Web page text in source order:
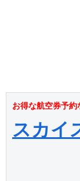
お得な航空券予約
スカイ